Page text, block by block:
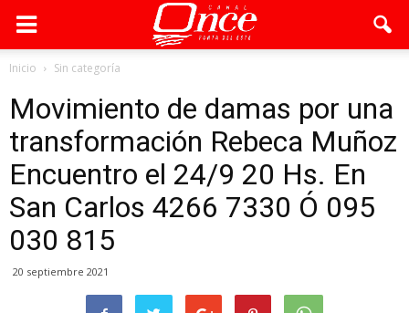
Inicio Sin categoría
Movimiento de damas por una
transformación Rebeca Muñoz
Encuentro el 24/9 20 Hs. En
San Carlos 4266 7330 Ó 095
030 815
20 septiembre 2021